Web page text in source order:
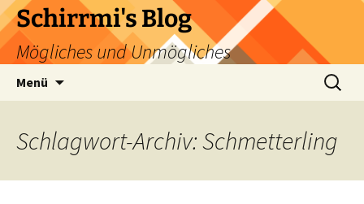
Zum
Inhalt
springen
Schirrmi's Blog
Mögliches und Unmögliches
Menü
Suchen
nach:
Schlagwort-Archiv: Schmetterling